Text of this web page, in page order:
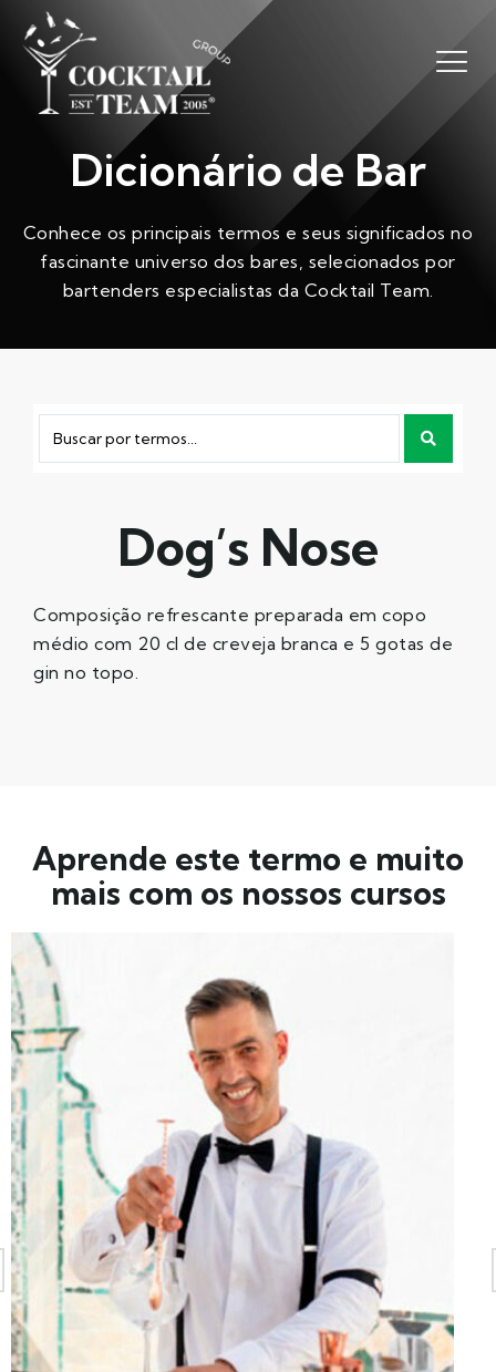
Dicionário de Bar
Conhece os principais termos e seus significados no
fascinante universo dos bares, selecionados por
bartenders especialistas da Cocktail Team.
Dog’s Nose
Composição refrescante preparada em copo
médio com 20 cl de creveja branca e 5 gotas de
gin no topo.
Aprende este termo e muito
mais com os nossos cursos